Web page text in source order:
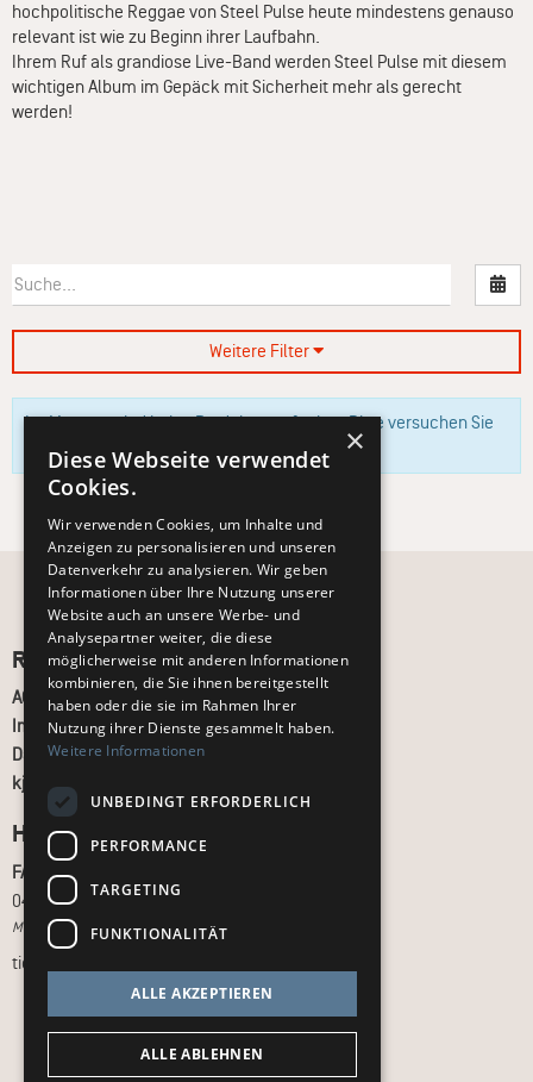
hochpolitische Reggae von Steel Pulse heute mindestens genauso
relevant ist wie zu Beginn ihrer Laufbahn.
Ihrem Ruf als grandiose Live-Band werden Steel Pulse mit diesem
wichtigen Album im Gepäck mit Sicherheit mehr als gerecht
werden!
Weitere Filter
Im Moment sind keine Produkte verfügbar. Bitte versuchen Sie
es zu einem späteren Zeitpunkt erneut.
Recht und Ordnung
AGB
Impressum
Datenschutz
kj.de
Hilfe & Support
FAQ
040 - 413 22 60
Montag bis Freitag, 10:00 bis 18:00 Uhr
tickets@kj.de
×
Diese Webseite verwendet
Cookies.
Wir verwenden Cookies, um Inhalte und
Anzeigen zu personalisieren und unseren
Datenverkehr zu analysieren. Wir geben
Informationen über Ihre Nutzung unserer
Website auch an unsere Werbe- und
Analysepartner weiter, die diese
möglicherweise mit anderen Informationen
kombinieren, die Sie ihnen bereitgestellt
haben oder die sie im Rahmen Ihrer
Nutzung ihrer Dienste gesammelt haben.
Weitere Informationen
UNBEDINGT ERFORDERLICH
PERFORMANCE
TARGETING
FUNKTIONALITÄT
ALLE AKZEPTIEREN
ALLE ABLEHNEN